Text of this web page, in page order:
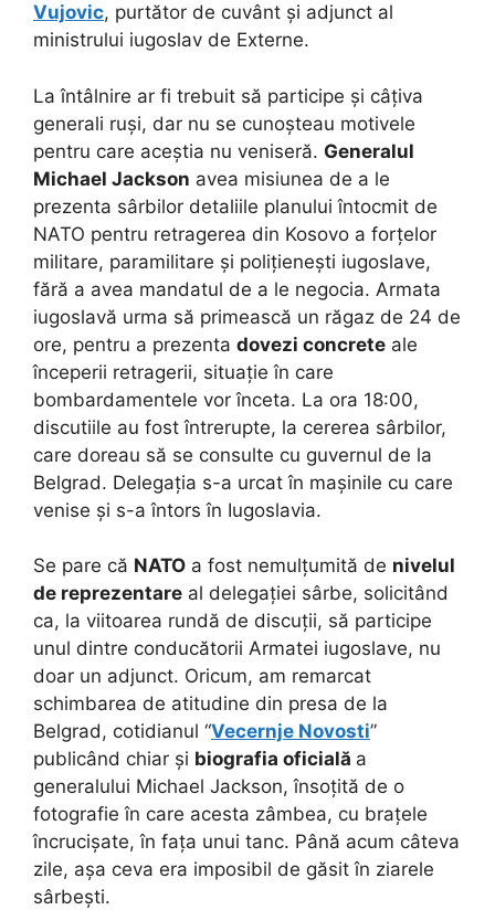
Vujovic, purtător de cuvânt și adjunct al
ministrului iugoslav de Externe.
La întâlnire ar fi trebuit să participe și câțiva
generali ruși, dar nu se cunoșteau motivele
pentru care aceștia nu veniseră. Generalul
Michael Jackson avea misiunea de a le
prezenta sârbilor detaliile planului întocmit de
NATO pentru retragerea din Kosovo a forțelor
militare, paramilitare și polițienești iugoslave,
fără a avea mandatul de a le negocia. Armata
iugoslavă urma să primească un răgaz de 24 de
ore, pentru a prezenta dovezi concrete ale
începerii retragerii, situație în care
bombardamentele vor înceta. La ora 18:00,
discutiile au fost întrerupte, la cererea sârbilor,
care doreau să se consulte cu guvernul de la
Belgrad. Delegația s-a urcat în mașinile cu care
venise și s-a întors în Iugoslavia.
Se pare că NATO a fost nemulțumită de nivelul
de reprezentare al delegației sârbe, solicitând
ca, la viitoarea rundă de discuții, să participe
unul dintre conducătorii Armatei iugoslave, nu
doar un adjunct. Oricum, am remarcat
schimbarea de atitudine din presa de la
Belgrad, cotidianul “Vecernje Novosti”
publicând chiar și biografia oficială a
generalului Michael Jackson, însoțită de o
fotografie în care acesta zâmbea, cu brațele
încrucișate, în fața unui tanc. Până acum câteva
zile, așa ceva era imposibil de găsit în ziarele
sârbești.